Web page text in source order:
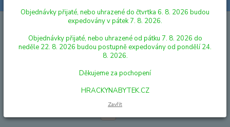
AUTA, LODĚ, LETADLA NÁKLADNÍ AUTA
NÁKLADNÍ AUTA
Nejlevnější Nejdražší
Zobrazuji 1-15 z 49
Objednávky přijaté, nebo uhrazené do čtvrtka 6. 8. 2026 budou
expedovány v pátek 7. 8. 2026.
Objednávky přijaté, nebo uhrazené od pátku 7. 8. 2026 do
neděle 22. 8. 2026 budou postupně expedovány od pondělí 24.
8. 2026.
Děkujeme za pochopení
HRACKYNABYTEK.CZ
Zavřít